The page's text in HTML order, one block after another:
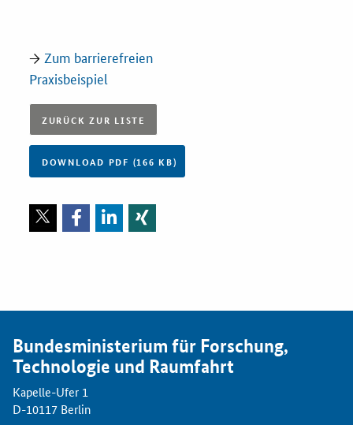
Services
Öffentliche Beschaffung
Playbook
Zertifizierung
→ Zum barrierefreien
Praxisbeispiel
ZURÜCK ZUR LISTE
DOWNLOAD PDF (166 KB)
Bundesministerium für Forschung,
Technologie und Raumfahrt
Kapelle-Ufer 1
D-10117 Berlin